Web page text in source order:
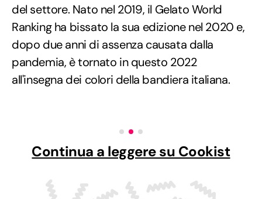
del settore. Nato nel 2019, il Gelato World
Ranking ha bissato la sua edizione nel 2020 e,
dopo due anni di assenza causata dalla
pandemia, è tornato in questo 2022
all'insegna dei colori della bandiera italiana.
Continua a leggere su Cookist